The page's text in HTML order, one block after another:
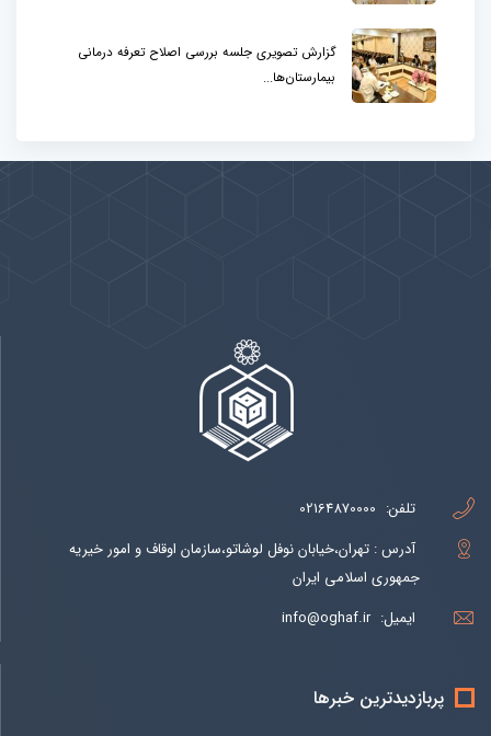
گزارش تصویری جلسه بررسی اصلاح تعرفه درمانی
بیمارستان‌ها...
تلفن: 02164870000
آدرس : تهران،خیابان نوفل لوشاتو،سازمان اوقاف و امور خیریه
جمهوری اسلامی ایران
ایمیل: info@oghaf.ir
پربازدیدترین خبرها